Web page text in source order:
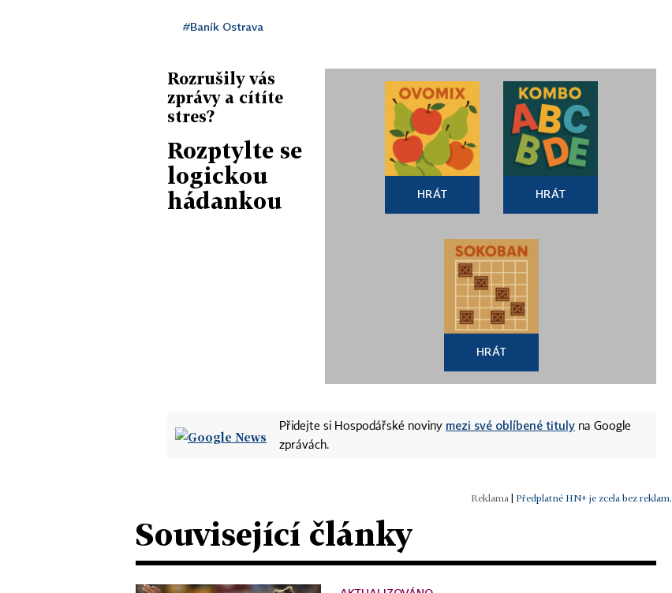
#Baník Ostrava
Rozrušily vás
zprávy a cítíte
stres?
Rozptylte se
logickou
hádankou
HRÁT HRÁT
HRÁT
Přidejte si Hospodářské noviny mezi své oblíbené tituly na Google
zprávách.
| Předplatné HN+ je zcela bez reklam.
Související články